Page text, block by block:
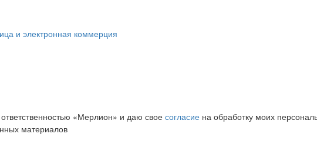
и электронная коммерция
«Мерлион» и даю свое согласие на обработку моих
материалов